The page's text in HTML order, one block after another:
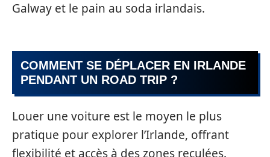
Galway et le pain au soda irlandais.
COMMENT SE DÉPLACER EN IRLANDE
PENDANT UN ROAD TRIP ?
Louer une voiture est le moyen le plus
pratique pour explorer l’Irlande, offrant
flexibilité et accès à des zones reculées.